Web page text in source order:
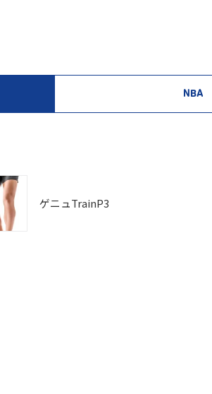
NBA
ゲニュTrainP3